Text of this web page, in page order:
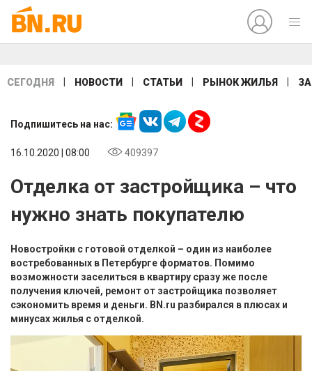
СЕГОДНЯ НОВОСТИ СТАТЬИ РЫНОК ЖИЛЬЯ
Подпишитесь на нас:
16.10.2020 | 08:00 409397
Отделка от застройщика – что
нужно знать покупателю
Новостройки с готовой отделкой – один из наиболее
востребованных в Петербурге форматов. Помимо
возможности заселиться в квартиру сразу же после
получения ключей, ремонт от застройщика позволяет
сэкономить время и деньги. BN.ru разбирался в плюсах и
минусах жилья с отделкой.